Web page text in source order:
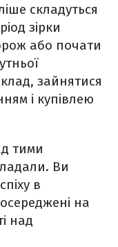
складуться
зірки
або почати
зайнятися
і купівлею
тими
Ви
в
на
над